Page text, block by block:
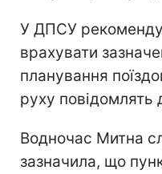
У ДПСУ
врахувати
планування
руху повідомлять
Водночас Митна
зазначила, що